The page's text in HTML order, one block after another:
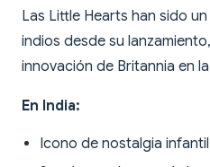
Las Little Hearts han sido
indios desde su
innovación de Britannia en
En India:
Icono de nostalgia